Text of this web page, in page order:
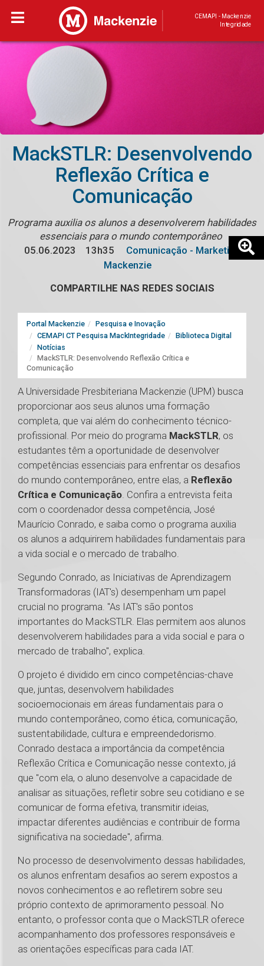
CEMAPI - Mackenzie
Integridade
MackSTLR: Desenvolvendo
Reflexão Crítica e
Comunicação
Programa auxilia os alunos a desenvolverem habilidades
essenciais para o mundo contemporâneo
05.06.2023
13h35
Comunicação - Marketing
Mackenzie
COMPARTILHE NAS REDES SOCIAIS
Portal Mackenzie
Pesquisa e Inovação
CEMAPI CT Pesquisa MackIntegridade
Biblioteca Digital
Notícias
MackSTLR: Desenvolvendo Reflexão Crítica e
Comunicação
A Universidade Presbiteriana Mackenzie (UPM) busca
proporcionar aos seus alunos uma formação
completa, que vai além do conhecimento técnico-
profissional. Por meio do programa MackSTLR, os
estudantes têm a oportunidade de desenvolver
competências essenciais para enfrentar os desafios
do mundo contemporâneo, entre elas, a Reflexão
Crítica e Comunicação. Confira a entrevista feita
com o coordenador dessa competência, José
Maurício Conrado, e saiba como o programa auxilia
os alunos a adquirirem habilidades fundamentais para
a vida social e o mercado de trabalho.
Segundo Conrado, as Iniciativas de Aprendizagem
Transformadoras (IAT's) desempenham um papel
crucial no programa. "As IAT's são pontos
importantes do MackSTLR. Elas permitem aos alunos
desenvolverem habilidades para a vida social e para o
mercado de trabalho", explica.
O projeto é dividido em cinco competências-chave
que, juntas, desenvolvem habilidades
socioemocionais em áreas fundamentais para o
mundo contemporâneo, como ética, comunicação,
sustentabilidade, cultura e empreendedorismo.
Conrado destaca a importância da competência
Reflexão Crítica e Comunicação nesse contexto, já
que "com ela, o aluno desenvolve a capacidade de
analisar as situações, refletir sobre seu cotidiano e se
comunicar de forma efetiva, transmitir ideias,
impactar diferentes audiências e contribuir de forma
significativa na sociedade", afirma.
No processo de desenvolvimento dessas habilidades,
os alunos enfrentam desafios ao serem expostos a
novos conhecimentos e ao refletirem sobre seu
próprio contexto de aprimoramento pessoal. No
entanto, o professor conta que o MackSTLR oferece
acompanhamento dos professores responsáveis e
as orientações específicas para cada IAT.